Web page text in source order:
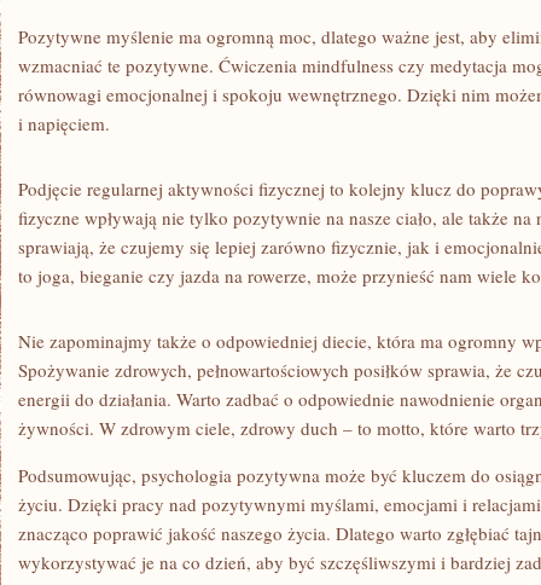
Pozytywne myślenie ma ogromną moc, dlatego ważne jest,⁢ aby
wzmacniać te pozytywne.⁣ Ćwiczenia ⁣mindfulness czy ‌medytacja
⁢równowagi emocjonalnej ‍i spokoju wewnętrznego. Dzięki nim‌
i napięciem.
Podjęcie regularnej aktywności fizycznej to kolejny klucz‌ do
fizyczne wpływają nie tylko ⁤pozytywnie na nasze ciało, ale także⁣ na
sprawiają, że czujemy⁢ się lepiej zarówno fizycznie, jak i
‍to joga, bieganie czy jazda⁣ na rowerze,​ może przynieść nam‌ wiele⁤
Nie zapominajmy ⁤także o ‌odpowiedniej diecie, która ma ogromny
Spożywanie zdrowych, pełnowartościowych posiłków⁤ sprawia, ⁢że
energii do‍ działania. Warto zadbać o odpowiednie nawodnienie​
żywności. W zdrowym ciele, ‍zdrowy duch – to motto, które warto
Podsumowując,‍ psychologia pozytywna może być‌ kluczem do
życiu. Dzięki‌ pracy​ nad​ pozytywnymi myślami, emocjami i
znacząco poprawić jakość naszego życia. Dlatego warto zgłębiać⁣
wykorzystywać ‌je na co‌ dzień, aby⁤ być szczęśliwszymi i bardziej